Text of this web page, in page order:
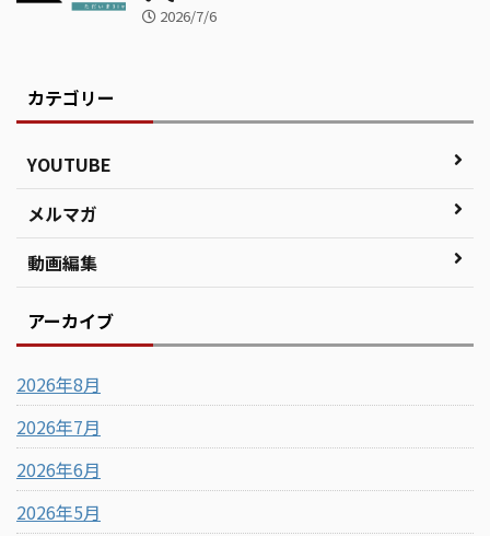
2026/7/6
カテゴリー
YOUTUBE
メルマガ
動画編集
アーカイブ
2026年8月
2026年7月
2026年6月
2026年5月